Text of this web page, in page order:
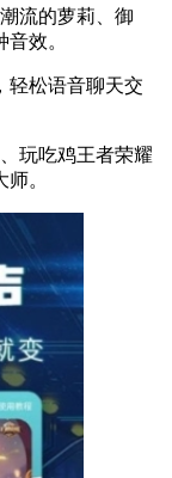
流的萝莉、御
效。
轻松语音聊天交
玩吃鸡王者荣耀
。